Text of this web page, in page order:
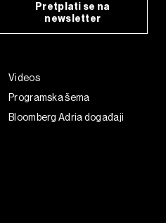
Pretplati se na
newsletter
Videos
Programska šema
Bloomberg Adria događaji